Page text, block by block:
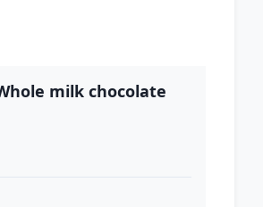
milk chocolate